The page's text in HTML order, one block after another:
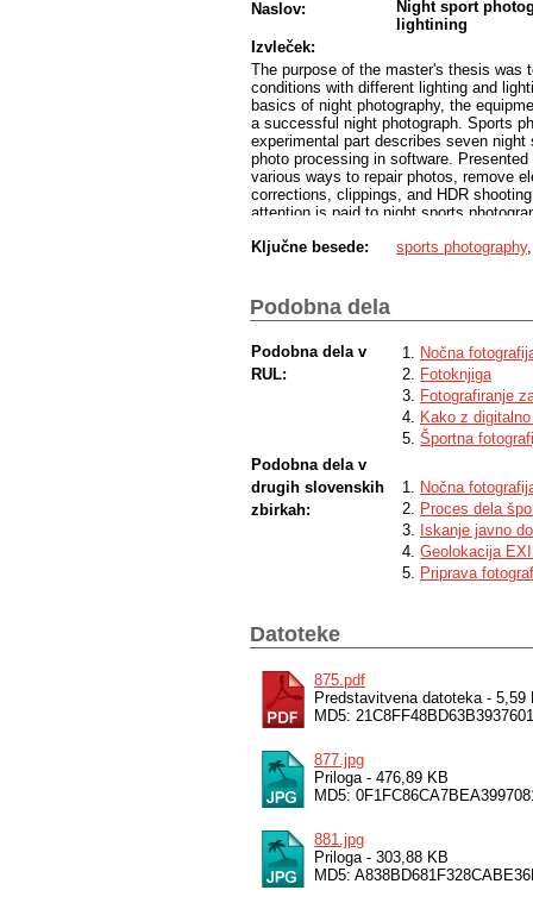
Naslov:
Night sport
lightining
Izvleček:
The purpose of the master's thesis was
conditions with different lighting and
basics of night photography, the
a successful night photograph. Sports
experimental part describes seven
photo processing in software.
various ways to repair photos, remove
corrections, clippings, and HDR
attention is paid to night sports
photographed in different light
shooting.
Ključne besede: sports photography
Podobna dela
Podobna dela v
RUL:
Nočna
Fotoknjiga
Fotografiranje
Kako z
Športna
Podobna dela v
drugih slovenskih
zbirkah:
Nočna
Proces dela
Iskanje javno
Geolokacija
Priprava
Datoteke
875.pdf
Predstavitvena datoteka - 5,59
MD5:
877.jpg
Priloga - 476,89 KB
MD5:
881.jpg
Priloga - 303,88 KB
MD5: